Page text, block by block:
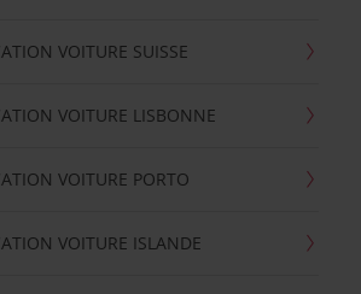
VOITURE SUISSE
VOITURE LISBONNE
VOITURE PORTO
VOITURE ISLANDE